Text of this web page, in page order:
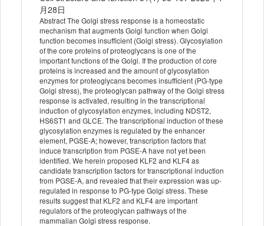
月28日
Abstract The Golgi stress response is a homeostatic
mechanism that augments Golgi function when Golgi
function becomes insufficient (Golgi stress). Glycosylation
of the core proteins of proteoglycans is one of the
important functions of the Golgi. If the production of core
proteins is increased and the amount of glycosylation
enzymes for proteoglycans becomes insufficient (PG-type
Golgi stress), the proteoglycan pathway of the Golgi stress
response is activated, resulting in the transcriptional
induction of glycosylation enzymes, including NDST2,
HS6ST1 and GLCE. The transcriptional induction of these
glycosylation enzymes is regulated by the enhancer
element, PGSE-A; however, transcription factors that
induce transcription from PGSE-A have not yet been
identified. We herein proposed KLF2 and KLF4 as
candidate transcription factors for transcriptional induction
from PGSE-A, and revealed that their expression was up-
regulated in response to PG-type Golgi stress. These
results suggest that KLF2 and KLF4 are important
regulators of the proteoglycan pathways of the
mammalian Golgi stress response.